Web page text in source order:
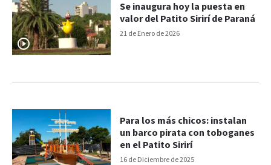
21 de Enero de 2026
Se inaugura hoy la puesta en
valor del Patito Sirirí de Paraná
16 de Diciembre de 2025
Para los más chicos: instalan
un barco pirata con toboganes
en el Patito Sirirí